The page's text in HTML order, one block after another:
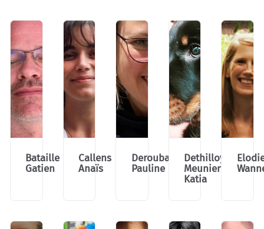
Bataille
Gatien
Callens
Anaïs
Deroubaix
Pauline
Dethilloy
Meunier
Katia